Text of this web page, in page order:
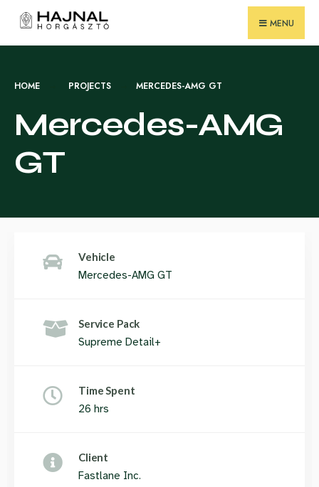
Skip
MENU
HOME PROJECTS MERCEDES-AMG GT
Mercedes-AMG
GT
Vehicle
Mercedes-AMG GT
Service Pack
Supreme Detail+
Time Spent
26 hrs
Client
Fastlane Inc.